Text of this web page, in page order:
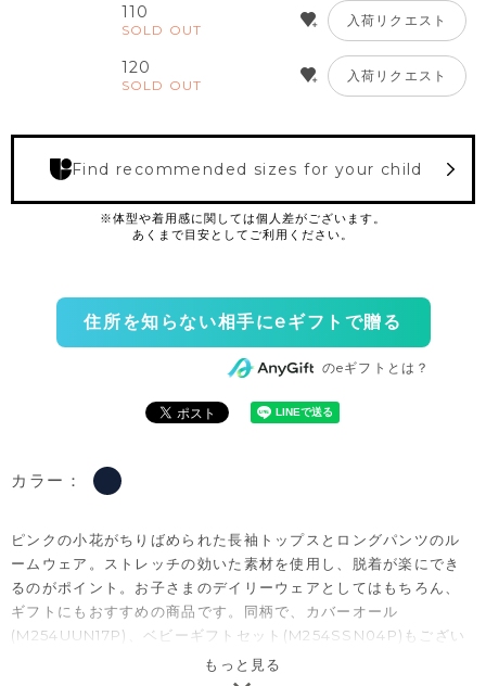
110
SOLD OUT
入荷リクエスト
120
SOLD OUT
入荷リクエスト
Find recommended sizes for your child
住所を知らない相手にeギフトで贈る
のeギフトとは？
カラー：
ピンクの小花がちりばめられた長袖トップスとロングパンツのル
ームウェア。ストレッチの効いた素材を使用し、脱着が楽にでき
るのがポイント。お子さまのデイリーウェアとしてはもちろん、
ギフトにもおすすめの商品です。同柄で、カバーオール
(M254UUN17P)、ベビーギフトセット(M254SSN04P)もござい
もっと見る